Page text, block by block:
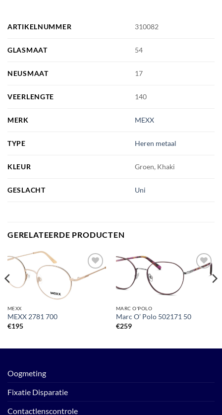
ARTIKELNUMMER 310082
GLASMAAT 54
NEUSMAAT 17
VEERLENGTE 140
MERK MEXX
TYPE Heren metaal
KLEUR Groen, Khaki
GESLACHT Uni
GERELATEERDE PRODUCTEN
Toevoegen
MEXX
MEXX 2781 700
€195
Toevoegen
MARC O'POLO
Marc O’ Polo 502171 50
€259
Oogmeting
Fixatie Disparatie
Contactlenscontrole